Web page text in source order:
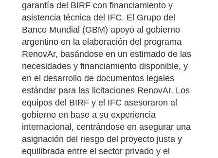
garantía del BIRF con financiamiento y
asistencia técnica del IFC. El Grupo del
Banco Mundial (GBM) apoyó al gobierno
argentino en la elaboración del programa
RenovAr, basándose en un estimado de las
necesidades y financiamiento disponible, y
en el desarrollo de documentos legales
estándar para las licitaciones RenovAr. Los
equipos del BIRF y el IFC asesoraron al
gobierno en base a su experiencia
internacional, centrándose en asegurar una
asignación del riesgo del proyecto justa y
equilibrada entre el sector privado y el